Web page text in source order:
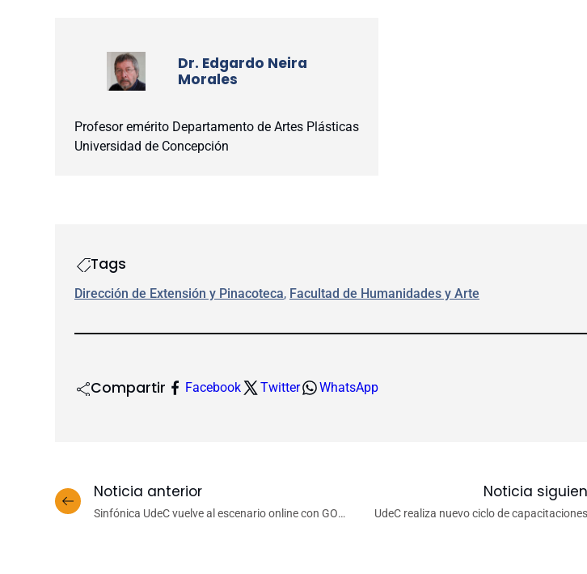
Dr. Edgardo Neira
Morales
Profesor emérito Departamento de Artes Plásticas
Universidad de Concepción
Tags
Dirección de Extensión y Pinacoteca, Facultad de Humanidades y Arte
Compartir Facebook Twitter WhatsApp
Noticia anterior
Sinfónica UdeC vuelve al escenario online con GOT
Noticia
UdeC realiza nuevo ciclo de capacitaciones